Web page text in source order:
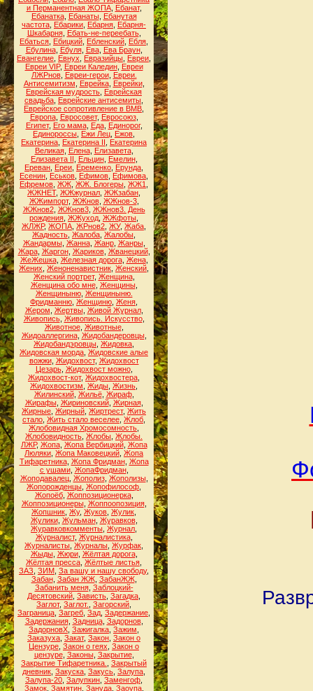
и Перманентная ЖОПА, Ебанат,
Ебанатка, Ебанаты, Ебанутая
частота Ебарики Ебарня Ебарня-
Шкабарня, Ебать-не-переебать,
Ебаться Ебицкий Ебленский Ебля
Ебулина, Ебуля, Ева, Ева Браун,
Евангелие Евнух Евразийцы Евреи
Евреи VIP, Евреи Каледин, Евреи
ЛЖРнов, Евреи-герои, Евреи.
Антисемитизм
Еврейка, Еврейки,
Еврейская мудрость Еврейская
свадьба Еврейские антисемиты
Еврейское сопротивление в ВМВ
Европа, Евросовет, Евросоюз,
Египет, Его мама, Еда, Единорог,
Единороссы Ежи Лец Ежов
Екатерина Екатерина II
Екатерина
Великая, Елена, Елизавета,
Елизавета II
Ельцин, Емелин,
Ереван Ереи Еременко Ерунда
Есенин Еськов Ефимов Ефимова
Ефремов ЖЖ ЖЖ. Блогеры ЖЖ1
ЖЖНЕТ, ЖЖжурнал ЖЖзабан
ЖЖимпорт, ЖЖнов, ЖЖнов-3,
ЖЖнов2, ЖЖнов3, ЖЖнов3. День
рождения ЖЖуход ЖЖфоты
ЖЛЖР, ЖОПА ЖРнов2 ЖУ, Жаба
Жадность Жалоба Жалобы
Жандармы, Жанна, Жанр, Жанры,
Жара, Жаргон, Жариков, Жванецкий,
ЖеЖешка, Железная дорога, Жена,
Жених Женоненавистник Женский
Женский портрет, Женщина,
Женщина обо мне, Женщины,
Женщиныню, Женщиныню.
Фридманню Женщиню Женя
Жером Жертвы, Живой Журнал,
Живопись, Живопись. Искусство,
Животное, Животные,
Жидоаллергина, Жидобандеровцы,
Жидобандэровцы Жидовка
Жидовская морда Жидовские алые
вожжи, Жидохвост, Жидохвост
Цезарь, Жидохвост можно,
Жидохвост-кот, Жидохвостера
Жидохвостизм Жиды Жизнь
Жилинский, Жильё, Жираф,
Жирафы, Жириновский, Жирная,
Жирные Жирный Жиртрест, Жить
стало Жить стало веселее Жлоб
Жлобовидная Хромосомность
Жлобовидность Жлобы Жлобы.
ЛЖР, Жопа, Жопа Вербицкий, Жопа
Люляки Жопа Маковецкий Жопа
Тифаретника, Жопа Фридман, Жопа
с ушами, ЖопаФридман,
Жоподавалец, Жополиз, Жополизы,
Жопорожденцы Жопофилософ
Жопоёб, Жоппозиционерка,
Жоппозиционеры, Жоппоопозиция,
Жопшник Жу, Жуков Жулик
Жулики, Жульман, Журавков,
Журавковкомменты Журнал
Журналист, Журналистика,
Журналисты Журналы Журфак
Жыды, Жюри, Жёлтая дорога,
Жёлтая пресса Жёлтые листья
ЗАЗ ЗИМ За вашу и нашу свободу,
Забан, Забан ЖЖ, ЗабанЖЖ,
Забанить меня, Заблоцкий-
Десятовский Зависть Загадка
Заглот, Заглот. Загорский
Заграница Загреб Зад Задержание
Задержания, Задница, Задорнов,
ЗадорновХ Зажигалка Зажим
Заказуха Закат, Закон Закон о
Цензуре Закон о геях Закон о
цензуре, Законы, Закрытие,
Закрытие Тифаретника.
Закрытый
дневник Закуска Закусь Залупа
Залупа-20 Залупкин Заменгоф
Замок, Замятин, Зануда, Заоупа,